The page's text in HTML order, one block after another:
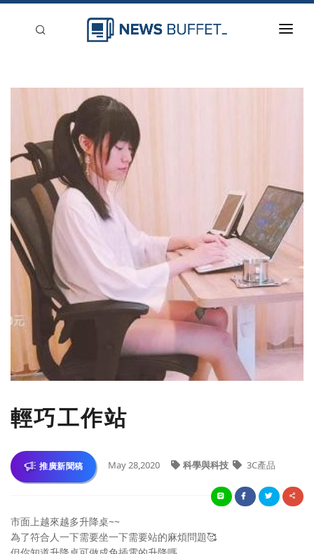
登入
刊登
輕巧工作站
推廣新聞稿 May 28,2020 科學與科技 3C產品
市面上越來越多升降桌~~
為了符合人一下需要坐一下需要站的麻煩問題🥰